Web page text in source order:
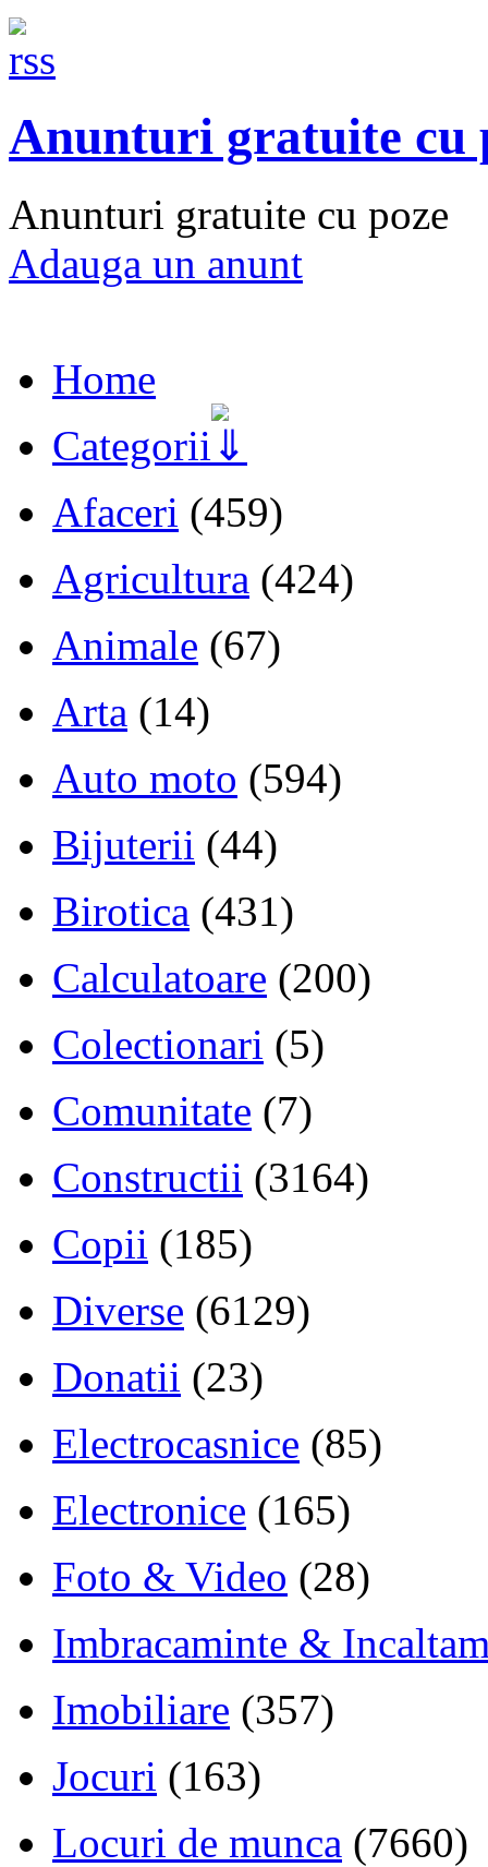
Anunturi gratuite cu
Anunturi gratuite cu poze
Adauga un anunt
Home
Categorii
Afaceri (459)
Agricultura (424)
Animale (67)
Arta (14)
Auto moto (594)
Bijuterii (44)
Birotica (431)
Calculatoare (200)
Colectionari (5)
Comunitate (7)
Constructii (3164)
Copii (185)
Diverse (6129)
Donatii (23)
Electrocasnice (85)
Electronice (165)
Foto & Video (28)
Imbracaminte &
Imobiliare (357)
Jocuri (163)
Locuri de munca (7660)